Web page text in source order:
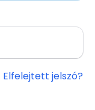
Elfelejtett jelszó?